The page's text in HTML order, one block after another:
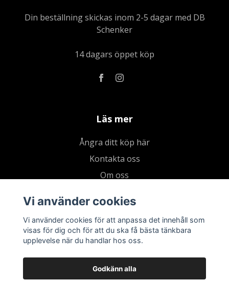
Din beställning skickas inom 2-5 dagar med DB
Schenker
14 dagars öppet köp
Läs mer
Ångra ditt köp här
Kontakta oss
Om oss
Kundklubb
Presentkort
Vi använder cookies
Vi använder cookies för att anpassa det innehåll som
visas för dig och för att du ska få bästa tänkbara
upplevelse när du handlar hos oss.
Godkänn alla